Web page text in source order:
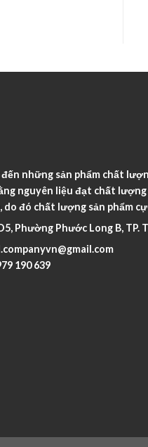
đến những sản phẩm chất
nguyên liệu đạt chất
do đó chất lượng sản phẩm
Phường Phước Long B, TP.
190 639